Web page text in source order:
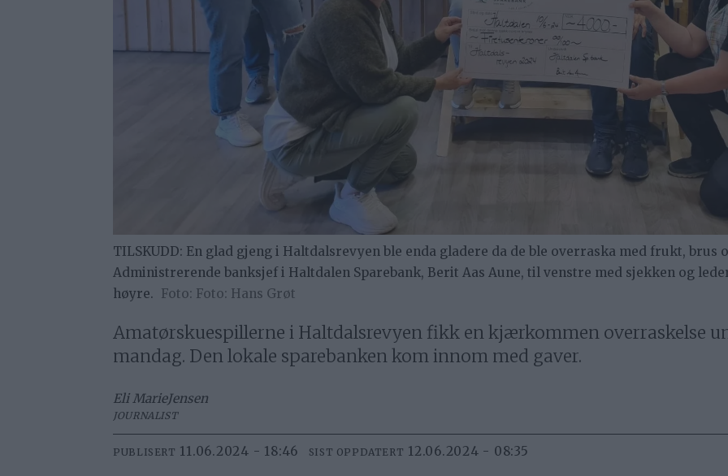
TILSKUDD: En glad gjeng i Haltdalsrevyen ble enda gladere da de ble overraska med frukt, brus
Administrerende banksjef i Haltdalen Sparebank, Berit Aas Aune, til venstre med sjekken og
høyre.
Foto: Hans Grøt
Amatørskuespillerne i Haltdalsrevyen fikk en kjærkommen overraskelse
mandag. Den lokale sparebanken kom innom med gaver.
Eli MarieJensen
JOURNALIST
PUBLISERT 11.06.2024 - 18:46 SIST OPPDATERT 12.06.2024 - 08:35